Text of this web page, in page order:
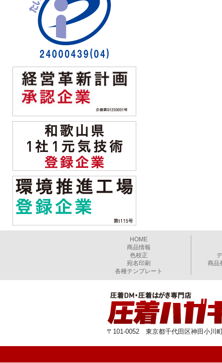
HOME
商品情報
色校正
宛名印刷
各種テンプレート
商品
〒101-0052 東京都千代田区神田小川